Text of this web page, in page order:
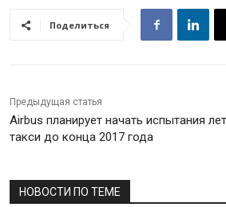
Поделиться
Предыдущая статья
Airbus планирует начать испытания
такси до конца 2017 года
НОВОСТИ ПО ТЕМЕ